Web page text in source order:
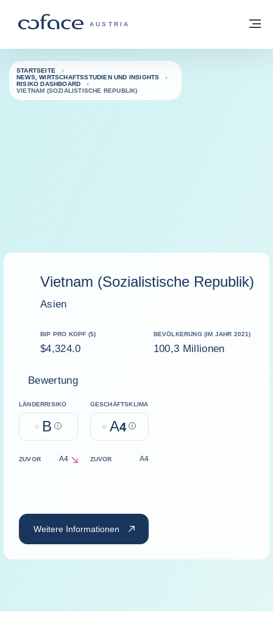
COFACE FOR TRADE - WEBSEITE DER
AUSTRIA
Zurück zur Startseite
STARTSEITE
NEWS, WIRTSCHAFTSSTUDIEN UND INSIGHTS
RISIKO DASHBOARD
VIETNAM (SOZIALISTISCHE REPUBLIK)
Vietnam (Sozialistische Republik)
Asien
BIP PRO KOPF ($)
$4,324.0
BEVÖLKERUNG (IM JAHR 2021)
100,3 Millionen
Bewertung
LÄNDERRISIKO
B Help
GESCHÄFTSKLIMA
A4 Help
ZUVOR A4
decrease ZUVOR A4
Weitere Informationen